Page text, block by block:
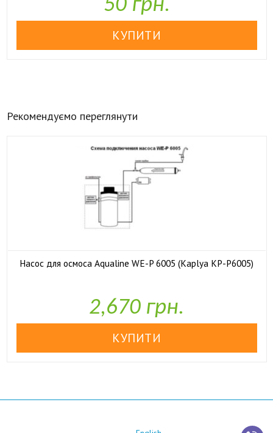
50 грн.
Рекомендуємо переглянути
Насос для осмоса Aqualine WE-P 6005 (Kaplya KP-P6005)
2,670 грн.